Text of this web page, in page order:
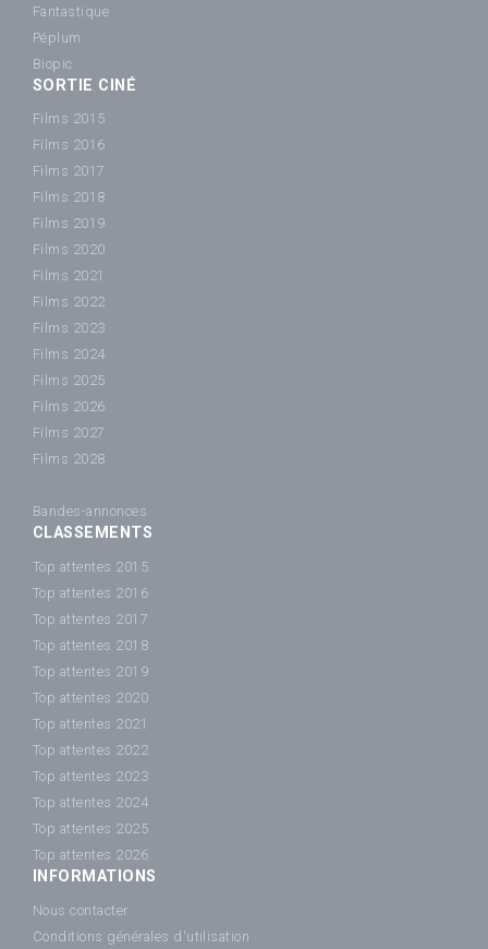
Fantastique
Péplum
Biopic
SORTIE CINÉ
Films 2015
Films 2016
Films 2017
Films 2018
Films 2019
Films 2020
Films 2021
Films 2022
Films 2023
Films 2024
Films 2025
Films 2026
Films 2027
Films 2028
Bandes-annonces
CLASSEMENTS
Top attentes 2015
Top attentes 2016
Top attentes 2017
Top attentes 2018
Top attentes 2019
Top attentes 2020
Top attentes 2021
Top attentes 2022
Top attentes 2023
Top attentes 2024
Top attentes 2025
Top attentes 2026
INFORMATIONS
Nous contacter
Conditions générales d'utilisation